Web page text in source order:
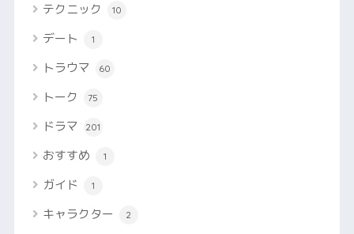
テクニック 10
デート 1
トラウマ 60
トーク 75
ドラマ 201
おすすめ 1
ガイド 1
キャラクター 2